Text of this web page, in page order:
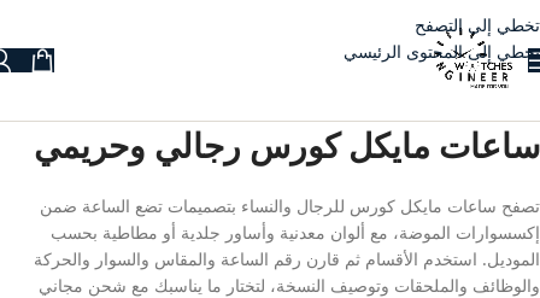
تخطي إلى التصفح
تخطي إلى المحتوى الرئيسي
ساعات مايكل كورس رجالي وحريمي
تصفح ساعات مايكل كورس للرجال والنساء بتصميمات تضع الساعة ضمن
إكسسوارات الموضة، مع ألوان معدنية وأساور جلدية أو مطاطية بحسب
الموديل. استخدم الأقسام ثم قارن رقم الساعة والمقاس والسوار والحركة
والوظائف والملحقات وتوصيف النسخة، لتختار ما يناسبك مع شحن مجاني